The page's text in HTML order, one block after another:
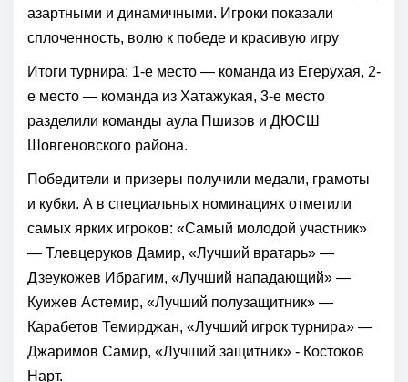
азартными и динамичными. Игроки показали
сплоченность, волю к победе и красивую игру
Итоги турнира: 1-е место — команда из Егерухая, 2-
е место — команда из Хатажукая, 3-е место
разделили команды аула Пшизов и ДЮСШ
Шовгеновского района.
Победители и призеры получили медали, грамоты
и кубки. А в специальных номинациях отметили
самых ярких игроков: «Самый молодой участник»
— Тлевцеруков Дамир, «Лучший вратарь» —
Дзеукожев Ибрагим, «Лучший нападающий» —
Куижев Астемир, «Лучший полузащитник» —
Карабетов Темирджан, «Лучший игрок турнира» —
Джаримов Самир, «Лучший защитник» - Костоков
Нарт.